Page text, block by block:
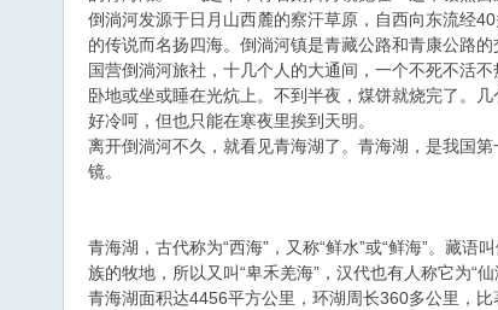
倒淌河发源于日月山西麓的察汗草原，自西向东流经
的传说而名扬四海。倒淌河镇是青藏公路和青康公路
国营倒淌河旅社，十几个人的大通间，一个不死不活
卧地或坐或睡在光炕上。不到半夜，煤饼就烧完了。
好冷呵，但也只能在寒夜里挨到天明。
离开倒淌河不久，就看见青海湖了。青海湖，是我国
镜。
青海湖，古代称为“西海”，又称“鲜水”或“鲜海”。藏语
族的牧地，所以又叫“卑禾羌海”，汉代也有人称它为“仙
青海湖面积达4456平方公里，环湖周长360多公里，